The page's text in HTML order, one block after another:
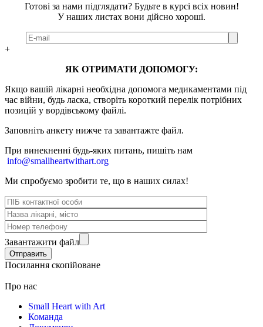
Готові за нами підглядати? Будьте в курсі всіх новин!
У наших листах вони дійсно хороші.
+
ЯК ОТРИМАТИ ДОПОМОГУ:
Якщо вашій лікарні необхідна допомога медикаментами під
час війни, будь ласка, створіть короткий перелік потрібних
позицій у вордівському файлі.
Заповніть анкету нижче та завантажте файл.
При винекненні будь-яких питань, пишіть нам
info@smallheartwithart.org
Ми спробуємо зробити те, що в наших силах!
Завантажити файл
Посилання скопійоване
Про нас
Small Heart with Art
Команда